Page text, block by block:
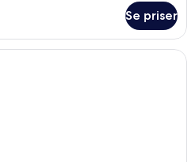
Se priser
Et hotelværelse med en stor seng,